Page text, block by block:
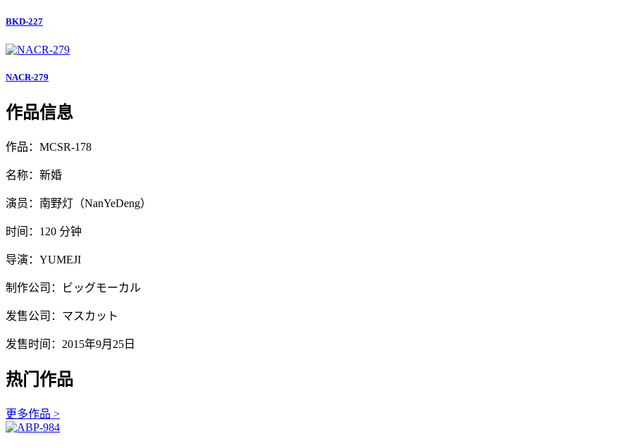
BKD-227
NACR-279
作品信息
作品：MCSR-178
名称：新婚
演员：南野灯（NanYeDeng）
时间：120 分钟
导演：YUMEJI
制作公司：ビッグモーカル
发售公司：マスカット
发售时间：2015年9月25日
热门作品
更多作品 >